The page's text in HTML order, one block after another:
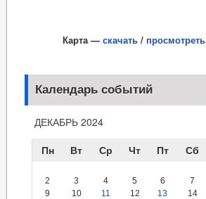
Карта — скачать / просмотреть
Календарь событий
ДЕКАБРЬ 2024
Пн
Вт Ср Чт Пт Сб
2
3 4 5 6 7
9
10 11 12 13 14